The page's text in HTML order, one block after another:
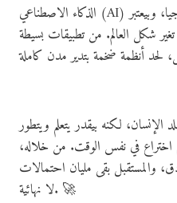
الذكاء الاصطناعي (AI) هو أحدث مرحلة في تطور التكنولوجيا، وبيعتبر
شكل العالم. من تطبيقات بسيطة
لكنه بيقدر يتعلم ويتطور
اختراع في نفس الوقت. من خلاله،
والمستقبل بقى مليان احتمالات
لا نهائية. 🚀